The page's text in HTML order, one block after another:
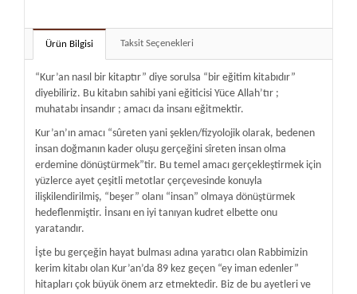
Ürün Bilgisi Taksit Seçenekleri
“Kur’an nasıl bir kitaptır” diye sorulsa “bir eğitim kitabıdır”
diyebiliriz. Bu kitabın sahibi yani eğiticisi Yüce Allah’tır ;
muhatabı insandır ; amacı da insanı eğitmektir.
Kur’an’ın amacı “sûreten yani şeklen/fizyolojik olarak, bedenen
insan doğmanın kader oluşu gerçeğini sîreten insan olma
erdemine dönüştürmek”tir. Bu temel amacı gerçekleştirmek için
yüzlerce ayet çeşitli metotlar çerçevesinde konuyla
ilişkilendirilmiş, “beşer” olanı “insan” olmaya dönüştürmek
hedeflenmiştir. İnsanı en iyi tanıyan kudret elbette onu
yaratandır.
İşte bu gerçeğin hayat bulması adına yaratıcı olan Rabbimizin
kerim kitabı olan Kur’an’da 89 kez geçen “ey iman edenler”
hitapları çok büyük önem arz etmektedir. Biz de bu ayetleri ve